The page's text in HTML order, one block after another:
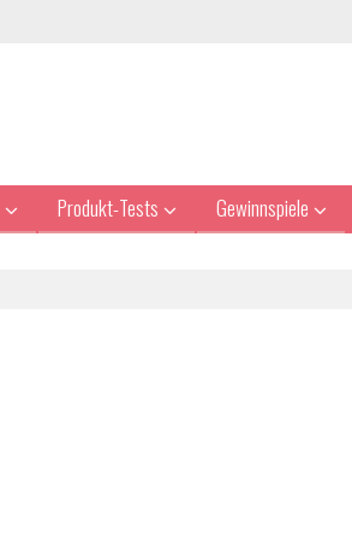
Produkt-Tests Gewinnspiele